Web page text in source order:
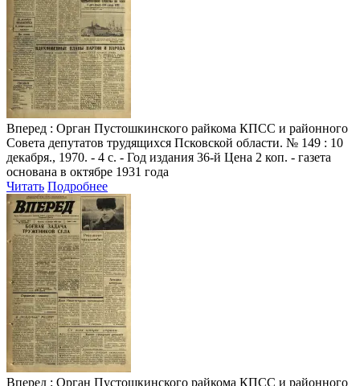
Вперед : Орган Пустошкинского райкома КПСС и районного
Совета депутатов трудящихся Псковской области. № 149 : 10
декабря., 1970. - 4 с. - Год издания 36-й Цена 2 коп. - газета
основана в октябре 1931 года
Читать Подробнее
Вперед : Орган Пустошкинского райкома КПСС и районного